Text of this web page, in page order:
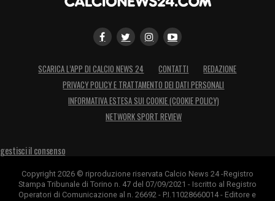
SCARICA L’APP DI CALCIO NEWS 24 CONTATTI
REDAZIONE
PRIVACY POLICY E TRATTAMENTO DEI DATI PERSONALI
INFORMATIVA ESTESA SUI COOKIE (COOKIE POLICY)
NETWORK SPORT REVIEW
gestisci il consenso
Copyright 2026 © riproduzione riservata Calcio News 24 -Registro
Stampa Tribunale di Torino n. 47 del 07/09/2021 - Iscritto al Registro
Operatori di Comunicazione al n. 26692 - P.I.11028660014 - Editore e